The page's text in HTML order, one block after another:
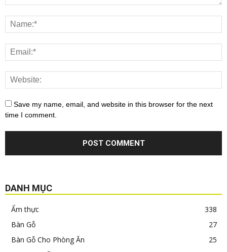
Save my name, email, and website in this browser for the next
time I comment.
DANH MỤC
Ẩm thực
338
Bàn Gỗ
27
Bàn Gỗ Cho Phòng Ăn
25